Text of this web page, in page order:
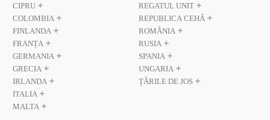
CIPRU
COLOMBIA
FINLANDA
FRANȚA
GERMANIA
GRECIA
IRLANDA
ITALIA
MALTA
REGATUL UNIT
REPUBLICA CEHĂ
ROMÂNIA
RUSIA
SPANIA
UNGARIA
ȚĂRILE DE JOS